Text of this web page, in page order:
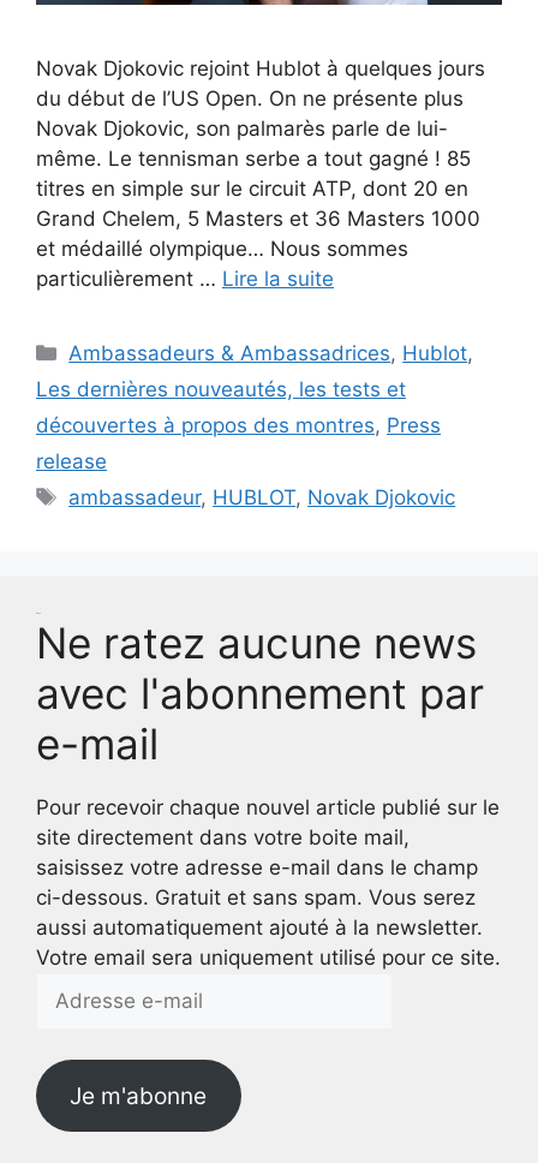
Novak Djokovic rejoint Hublot à quelques jours
du début de l’US Open. On ne présente plus
Novak Djokovic, son palmarès parle de lui-
même. Le tennisman serbe a tout gagné ! 85
titres en simple sur le circuit ATP, dont 20 en
Grand Chelem, 5 Masters et 36 Masters 1000
et médaillé olympique… Nous sommes
particulièrement … Lire la suite
Catégories
Ambassadeurs & Ambassadrices, Hublot,
Les dernières nouveautés, les tests et
découvertes à propos des montres, Press
release
Étiquettes
ambassadeur, HUBLOT, Novak Djokovic
Ne ratez aucune news
avec l'abonnement par
e-mail
Pour recevoir chaque nouvel article publié sur le
site directement dans votre boite mail,
saisissez votre adresse e-mail dans le champ
ci-dessous. Gratuit et sans spam. Vous serez
aussi automatiquement ajouté à la newsletter.
Votre email sera uniquement utilisé pour ce site.
e-
Je m'abonne